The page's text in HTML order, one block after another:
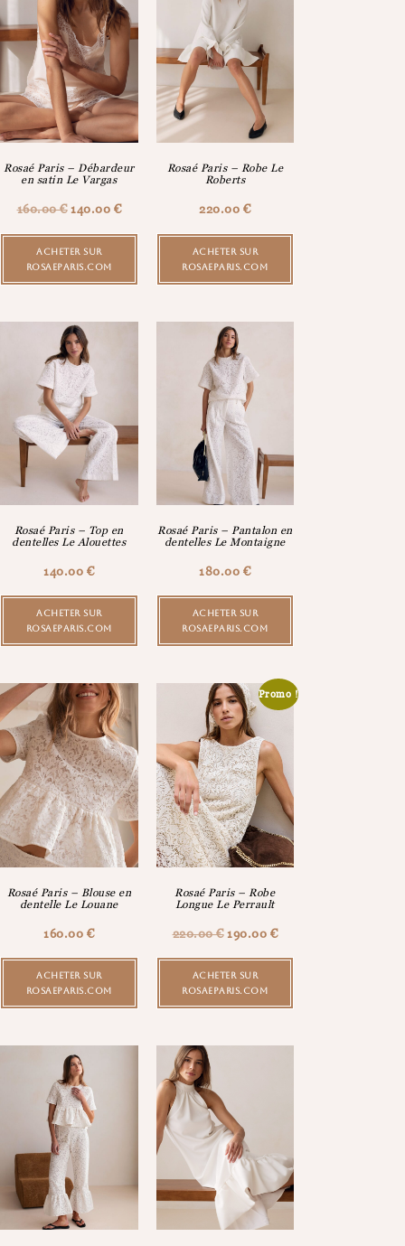
Rosaé Paris – Débardeur
en satin Le Vargas
160.00€ 140.00 €
ACHETER SUR
ROSAEPARIS.COM
Rosaé Paris – Robe Le
Roberts
220.00 €
ACHETER SUR
ROSAEPARIS.COM
Rosaé Paris – Top en
dentelles Le Alouettes
140.00 €
ACHETER SUR
ROSAEPARIS.COM
Rosaé Paris – Pantalon en
dentelles Le Montaigne
180.00 €
ACHETER SUR
ROSAEPARIS.COM
Rosaé Paris – Blouse en
dentelle Le Louane
160.00 €
ACHETER SUR
ROSAEPARIS.COM
Promo !
Rosaé Paris – Robe
Longue Le Perrault
220.00€ 190.00 €
ACHETER SUR
ROSAEPARIS.COM